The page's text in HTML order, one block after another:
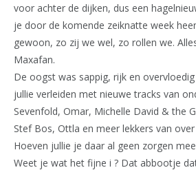
voor achter de dijken, dus een
je door de komende zeiknatte week
gewoon, zo zij we wel, zo rollen we.
Maxafan.
De oogst was sappig, rijk en
jullie verleiden met nieuwe tracks van
Sevenfold, Omar, Michelle David & the
Stef Bos, Ottla en meer lekkers van
Hoeven jullie je daar al geen zorgen
Weet je wat het fijne i ? Dat abbootje